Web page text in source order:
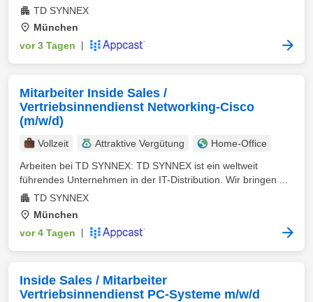
TD SYNNEX
München
vor 3 Tagen
Mitarbeiter Inside Sales /
Vertriebsinnendienst Networking-Cisco
(m/w/d)
Vollzeit Attraktive Vergütung
Home-Office
Arbeiten bei TD SYNNEX: TD SYNNEX ist ein weltweit
führendes Unternehmen in der IT-Distribution. Wir bringen ...
TD SYNNEX
München
vor 4 Tagen
Inside Sales / Mitarbeiter
Vertriebsinnendienst PC-Systeme m/w/d